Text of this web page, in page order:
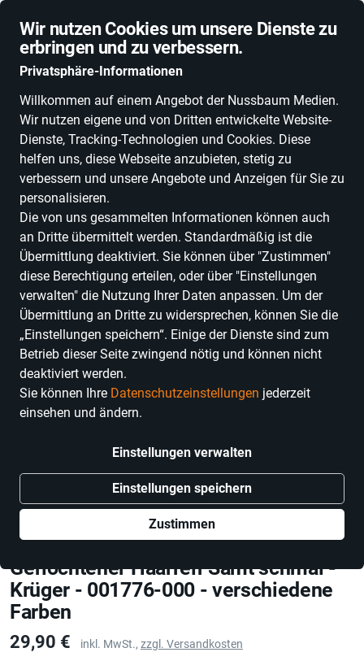
Wir nutzen Cookies um unsere Dienste zu
erbringen und zu verbessern.
Privatsphäre-Informationen
Willkommen auf einem Angebot der Nussbaum Medien.
Wir nutzen eigene und von Dritten entwickelte Website-
Dienste, Tracking-Technologien und Cookies. Diese
helfen uns, diese Webseite anzubieten, stetig zu
verbessern und unsere Angebote und Anzeigen für Sie zu
personalisieren.
Die von uns gesammelten Informationen können auch
an Dritte übermittelt werden. Standardmäßig ist die
Übermittlung deaktiviert. Sie können über "Zustimmen"
diese Berechtigung erteilen, oder über "Einstellungen
verwalten" die Nutzung Ihrer Daten anpassen. Um der
Übermittlung an Dritte zu widersprechen, können Sie die
„Einstellungen speichern“. Einige der Dienste sind zum
Betrieb dieser Seite zwingend nötig und können nicht
deaktiviert werden.
Sie können Ihre Datenschutzeinstellungen jederzeit
einsehen und ändern.
Einstellungen verwalten
Einstellungen speichern
Zustimmen
ALLE KATEGORIEN NEUHEITEN DEALS ESSEN, TRINKEN &
Geflochtener Haarreif Samt schmal -
Krüger - 001776-000 - verschiedene
Farben
Preis
29,90 € inkl. MwSt., zzgl. Versandkosten